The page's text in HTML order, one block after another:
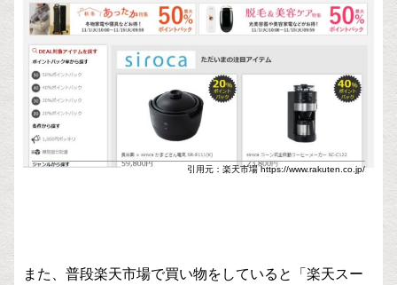
引用元：楽天市場 https://www.rakuten.co.jp/
また、普段楽天市場で買い物をしていると「楽天スー